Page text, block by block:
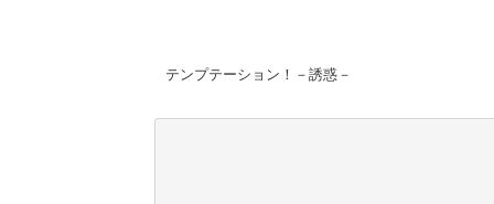
テンプテーション！－誘惑－